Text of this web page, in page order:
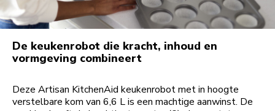
De keukenrobot die kracht, inhoud en
vormgeving combineert
Deze Artisan KitchenAid keukenrobot met in hoogte
verstelbare kom van 6,6 L is een machtige aanwinst. De